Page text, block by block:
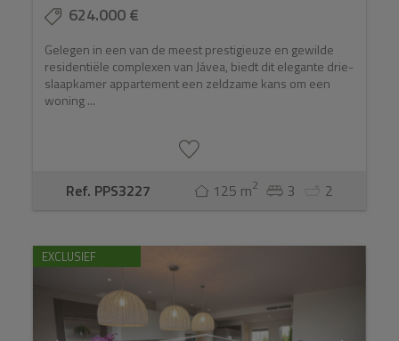
624.000 €
Gelegen in een van de meest prestigieuze en gewilde
residentiële complexen van Jávea, biedt dit elegante drie-
slaapkamer appartement een zeldzame kans om een
woning ...
Ref. PPS3227 125 m2 3 2
EXCLUSIEF